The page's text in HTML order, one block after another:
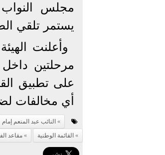
يستمر تلقي الطلبات حتى
وأعلنت
مرحلتين
على تطبيق
أي مخالفات
النائب عبد المنعم إمام
القائمة الوطنية
مقاعد